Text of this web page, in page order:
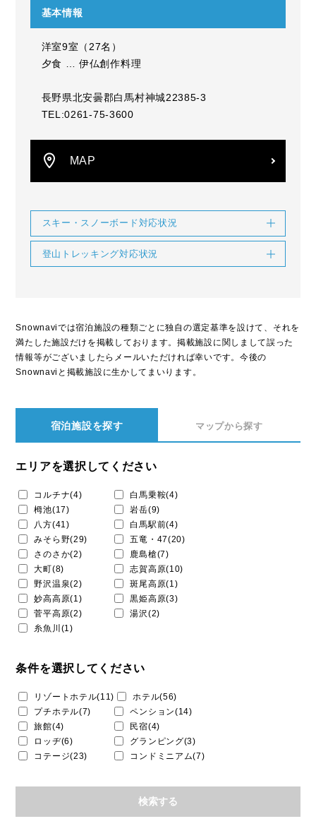
基本情報
洋室9室（27名）
夕食 … 伊仏創作料理
長野県北安曇郡白馬村神城22385-3
TEL:0261-75-3600
MAP
スキー・スノーボード対応状況
登山トレッキング対応状況
Snownaviでは宿泊施設の種類ごとに独自の選定基準を設けて、それを
満たした施設だけを掲載しております。掲載施設に関しまして誤った
情報等がございましたらメールいただければ幸いです。今後の
Snownaviと掲載施設に生かしてまいります。
宿泊施設を探す マップから探す
エリアを選択してください
コルチナ(4)
白馬乗鞍(4)
栂池(17)
岩岳(9)
八方(41)
白馬駅前(4)
みそら野(29)
五竜・47(20)
さのさか(2)
鹿島槍(7)
大町(8)
志賀高原(10)
野沢温泉(2)
斑尾高原(1)
妙高高原(1)
黒姫高原(3)
菅平高原(2)
湯沢(2)
糸魚川(1)
条件を選択してください
リゾートホテル(11)
ホテル(56)
プチホテル(7)
ペンション(14)
旅館(4)
民宿(4)
ロッヂ(6)
グランピング(3)
コテージ(23)
コンドミニアム(7)